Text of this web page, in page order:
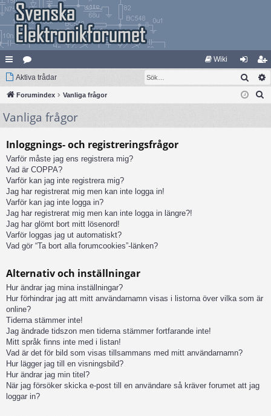
na
bb
lä
ar
at
eg
ori
Wiki
og
ga
li
m
Aktiva trådar Sök
Forumindex Vanliga frågor
Vanliga frågor
Inloggnings- och registreringsfrågor
Varför måste jag ens registrera mig?
Vad är COPPA?
Varför kan jag inte registrera mig?
Jag har registrerat mig men kan inte logga in!
Varför kan jag inte logga in?
Jag har registrerat mig men kan inte logga in längre?!
Jag har glömt bort mitt lösenord!
Varför loggas jag ut automatiskt?
Vad gör “Ta bort alla forumcookies”-länken?
Alternativ och inställningar
Hur ändrar jag mina inställningar?
Hur förhindrar jag att mitt användarnamn visas i listorna över vilka som är
online?
Tiderna stämmer inte!
Jag ändrade tidszon men tiderna stämmer fortfarande inte!
Mitt språk finns inte med i listan!
Vad är det för bild som visas tillsammans med mitt användarnamn?
Hur lägger jag till en visningsbild?
Hur ändrar jag min titel?
När jag försöker skicka e-post till en användare så kräver forumet att jag
loggar in?